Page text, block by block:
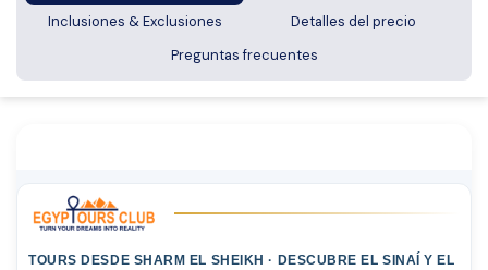
Inclusiones & Exclusiones
Detalles del precio
Preguntas frecuentes
TOURS DESDE SHARM EL SHEIKH · DESCUBRE EL SINAÍ Y EL